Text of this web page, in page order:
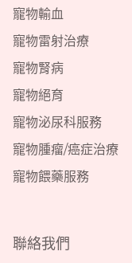
寵物輸血
寵物雷射治療
寵物腎病
寵物絕育
寵物泌尿科服務
寵物腫瘤/癌症治療
寵物餵藥服務
聯絡我們